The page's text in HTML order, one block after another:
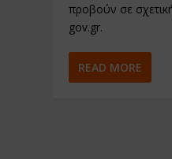
προβούν σε
gov.gr.
READ MORE